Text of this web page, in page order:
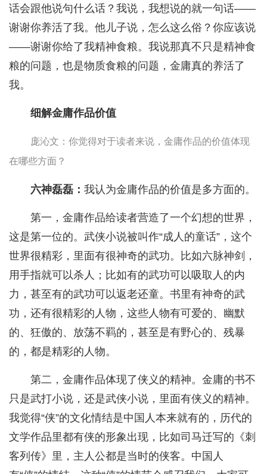
话会跟他说句什么话？我说，我想说的就一句话——
谢谢你养活了我。他儿子说，怎么这么俗？你应该说
——谢谢你给了我精神食粮。我说那真不只是精神食
粮的问题，也是物质食粮的问题，金庸真的养活了
我。
细解金庸作品价值
庞沁文：你觉得对于读者来说，金庸作品的价值体现
在哪些方面？
六神磊磊： 我认为金庸作品的价值是多方面的。
第一，金庸作品给读者营造了一个幻想的世界，
这是第一位的。武侠小说被叫作“成人的童话”，这个
世界很精彩，里面有很神奇的武功。比如六脉神剑，
用手指就可以杀人；比如有的武功可以吸取人的内
力，甚至有的武功可以返老还童。书里有神奇的武
功，还有很精彩的人物，这些人物有可爱的、幽默
的、狂傲的、放荡不羁的，甚至是有野心的、残暴
的，都是精彩的人物。
第二，金庸作品体现了侠义的精神。金庸的书不
只是武打小说，还是武侠小说，里面有侠义的精神。
我觉得“侠”的文化情结是中国人本来就有的，历代的
文学作品里都有侠的形象出现，比如司马迁写的《刺
客列传》里，主人公都是当时的侠客。中国人